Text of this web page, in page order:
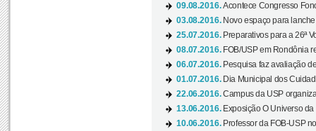
09.08.2016.Acontece Congresso
03.08.2016. Novo espaço para
25.07.2016. Preparativos para a 26ª
08.07.2016. FOB/USP em Rondônia
06.07.2016. Pesquisa faz avaliação
01.07.2016. Dia Municipal dos
22.06.2016.Campus da USP
13.06.2016. Exposição O Universo
10.06.2016. Professor da FOB-USP